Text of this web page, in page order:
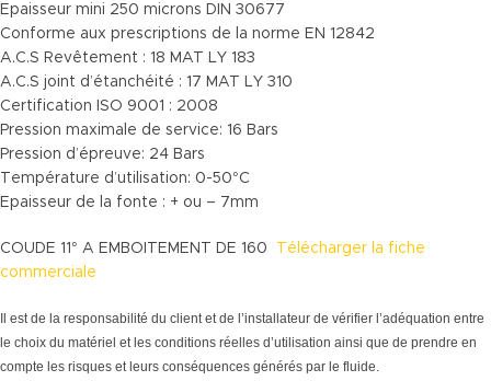
Epaisseur mini 250 microns DIN 30677
Conforme aux prescriptions de la norme EN 12842
A.C.S Revêtement : 18 MAT LY 183
A.C.S joint d’étanchéité : 17 MAT LY 310
Certification ISO 9001 : 2008
Pression maximale de service: 16 Bars
Pression d’épreuve: 24 Bars
Température d’utilisation: 0-50°C
Epaisseur de la fonte : + ou – 7mm
COUDE 11° A EMBOITEMENT DE 160 Télécharger la fiche
commerciale
Il est de la responsabilité du client et de l’installateur de vérifier l’adéquation entre
le choix du matériel et les conditions réelles d’utilisation ainsi que de prendre en
compte les risques et leurs conséquences générés par le fluide.